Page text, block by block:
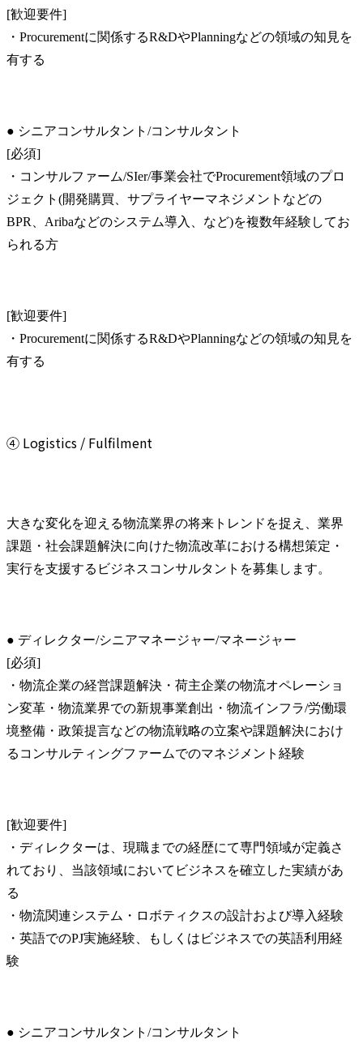
[歓迎要件]
・Procurementに関係するR&DやPlanningなどの領域の知見を
有する
● シニアコンサルタント/コンサルタント
[必須]
・コンサルファーム/SIer/事業会社でProcurement領域のプロ
ジェクト(開発購買、サプライヤーマネジメントなどの
BPR、Aribaなどのシステム導入、など)を複数年経験してお
られる方
[歓迎要件]
・Procurementに関係するR&DやPlanningなどの領域の知見を
有する
④ Logistics / Fulfilment
大きな変化を迎える物流業界の将来トレンドを捉え、業界
課題・社会課題解決に向けた物流改革における構想策定・
実行を支援するビジネスコンサルタントを募集します。
● ディレクター/シニアマネージャー/マネージャー
[必須]
・物流企業の経営課題解決・荷主企業の物流オペレーショ
ン変革・物流業界での新規事業創出・物流インフラ/労働環
境整備・政策提言などの物流戦略の立案や課題解決におけ
るコンサルティングファームでのマネジメント経験
[歓迎要件]
・ディレクターは、現職までの経歴にて専門領域が定義さ
れており、当該領域においてビジネスを確立した実績があ
る
・物流関連システム・ロボティクスの設計および導入経験
・英語でのPJ実施経験、もしくはビジネスでの英語利用経
験
● シニアコンサルタント/コンサルタント